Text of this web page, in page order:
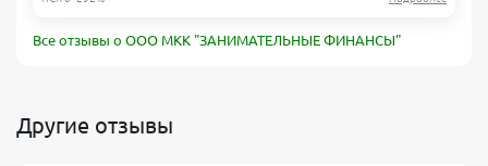
Все отзывы о ООО МКК "ЗАНИМАТЕЛЬНЫЕ ФИНАНСЫ"
Другие отзывы